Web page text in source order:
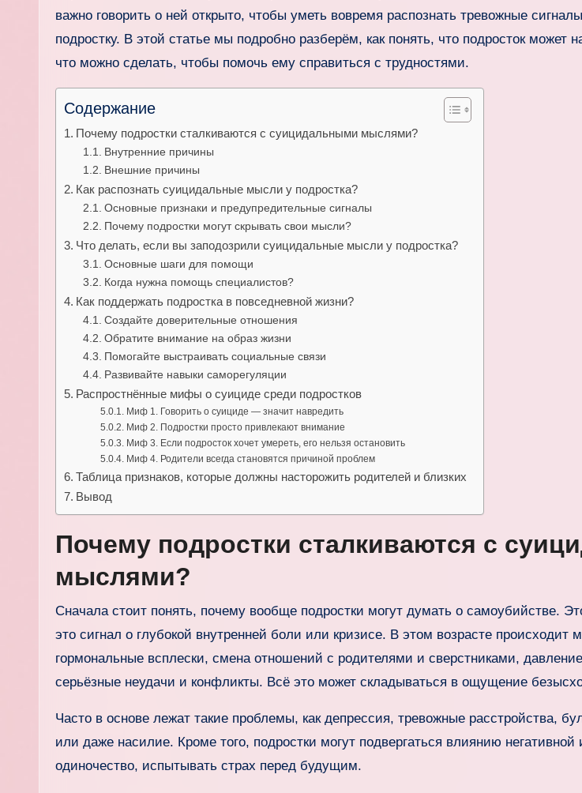
важно говорить о ней открыто, чтобы уметь вовремя распознать тревожные
подростку. В этой статье мы подробно разберём, как понять, что подросток может
что можно сделать, чтобы помочь ему справиться с трудностями.
Содержание
Почему подростки сталкиваются с суицидальными мыслями?
Внутренние причины
Внешние причины
Как распознать суицидальные мысли у подростка?
Основные признаки и предупредительные сигналы
Почему подростки могут скрывать свои мысли?
Что делать, если вы заподозрили суицидальные мысли у подростка?
Основные шаги для помощи
Когда нужна помощь специалистов?
Как поддержать подростка в повседневной жизни?
Создайте доверительные отношения
Обратите внимание на образ жизни
Помогайте выстраивать социальные связи
Развивайте навыки саморегуляции
Распростнённые мифы о суициде среди подростков
Миф 1. Говорить о суициде — значит навредить
Миф 2. Подростки просто привлекают внимание
Миф 3. Если подросток хочет умереть, его нельзя остановить
Миф 4. Родители всегда становятся причиной проблем
Таблица признаков, которые должны насторожить родителей и близких
Вывод
Почему подростки сталкиваются с
мыслями?
Сначала стоит понять, почему вообще подростки могут думать о самоубийстве.
это сигнал о глубокой внутренней боли или кризисе. В этом возрасте происходит
гормональные всплески, смена отношений с родителями и сверстниками,
серьёзные неудачи и конфликты. Всё это может складываться в ощущение
Часто в основе лежат такие проблемы, как депрессия, тревожные расстройства,
или даже насилие. Кроме того, подростки могут подвергаться влиянию
одиночество, испытывать страх перед будущим.